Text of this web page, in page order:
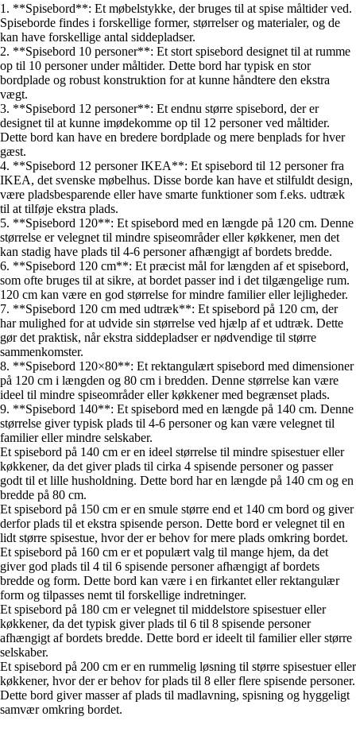
1. **Spisebord**: Et møbelstykke, der bruges til at spise måltider ved.
Spiseborde findes i forskellige former, størrelser og materialer, og de
kan have forskellige antal siddepladser.
2. **Spisebord 10 personer**: Et stort spisebord designet til at rumme
op til 10 personer under måltider. Dette bord har typisk en stor
bordplade og robust konstruktion for at kunne håndtere den ekstra
vægt.
3. **Spisebord 12 personer**: Et endnu større spisebord, der er
designet til at kunne imødekomme op til 12 personer ved måltider.
Dette bord kan have en bredere bordplade og mere benplads for hver
gæst.
4. **Spisebord 12 personer IKEA**: Et spisebord til 12 personer fra
IKEA, det svenske møbelhus. Disse borde kan have et stilfuldt design,
være pladsbesparende eller have smarte funktioner som f.eks. udtræk
til at tilføje ekstra plads.
5. **Spisebord 120**: Et spisebord med en længde på 120 cm. Denne
størrelse er velegnet til mindre spiseområder eller køkkener, men det
kan stadig have plads til 4-6 personer afhængigt af bordets bredde.
6. **Spisebord 120 cm**: Et præcist mål for længden af et spisebord,
som ofte bruges til at sikre, at bordet passer ind i det tilgængelige rum.
120 cm kan være en god størrelse for mindre familier eller lejligheder.
7. **Spisebord 120 cm med udtræk**: Et spisebord på 120 cm, der
har mulighed for at udvide sin størrelse ved hjælp af et udtræk. Dette
gør det praktisk, når ekstra siddepladser er nødvendige til større
sammenkomster.
8. **Spisebord 120×80**: Et rektangulært spisebord med dimensioner
på 120 cm i længden og 80 cm i bredden. Denne størrelse kan være
ideel til mindre spiseområder eller køkkener med begrænset plads.
9. **Spisebord 140**: Et spisebord med en længde på 140 cm. Denne
størrelse giver typisk plads til 4-6 personer og kan være velegnet til
familier eller mindre selskaber.
Et spisebord på 140 cm er en ideel størrelse til mindre spisestuer eller
køkkener, da det giver plads til cirka 4 spisende personer og passer
godt til et lille husholdning. Dette bord har en længde på 140 cm og en
bredde på 80 cm.
Et spisebord på 150 cm er en smule større end et 140 cm bord og giver
derfor plads til et ekstra spisende person. Dette bord er velegnet til en
lidt større spisestue, hvor der er behov for mere plads omkring bordet.
Et spisebord på 160 cm er et populært valg til mange hjem, da det
giver god plads til 4 til 6 spisende personer afhængigt af bordets
bredde og form. Dette bord kan være i en firkantet eller rektangulær
form og tilpasses nemt til forskellige indretninger.
Et spisebord på 180 cm er velegnet til middelstore spisestuer eller
køkkener, da det typisk giver plads til 6 til 8 spisende personer
afhængigt af bordets bredde. Dette bord er ideelt til familier eller større
selskaber.
Et spisebord på 200 cm er en rummelig løsning til større spisestuer eller
køkkener, hvor der er behov for plads til 8 eller flere spisende personer.
Dette bord giver masser af plads til madlavning, spisning og hyggeligt
samvær omkring bordet.